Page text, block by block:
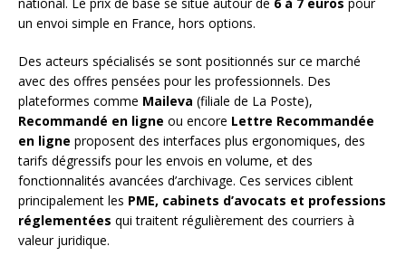
national. Le prix de base se situe autour de 6 à 7 euros pour
un envoi simple en France, hors options.
Des acteurs spécialisés se sont positionnés sur ce marché
avec des offres pensées pour les professionnels. Des
plateformes comme Maileva (filiale de La Poste),
Recommandé en ligne ou encore Lettre Recommandée
en ligne proposent des interfaces plus ergonomiques, des
tarifs dégressifs pour les envois en volume, et des
fonctionnalités avancées d’archivage. Ces services ciblent
principalement les PME, cabinets d’avocats et professions
réglementées qui traitent régulièrement des courriers à
valeur juridique.